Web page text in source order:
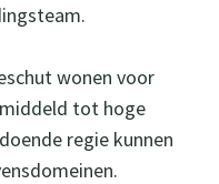
wonen voor
tot hoge
regie kunnen